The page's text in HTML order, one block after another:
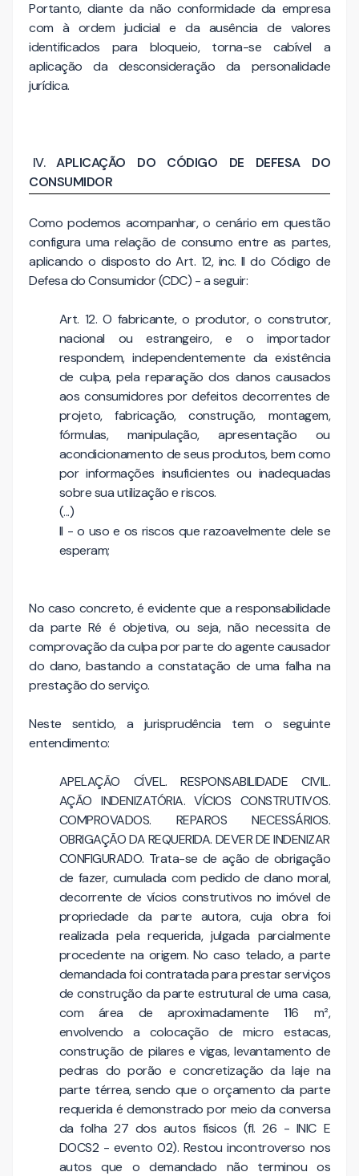
Portanto, diante da não conformidade da empresa
com à ordem judicial e da ausência de valores
identificados para bloqueio, torna-se cabível a
aplicação da desconsideração da personalidade
jurídica.
APLICAÇÃO DO CÓDIGO DE DEFESA DO
CONSUMIDOR
Como podemos acompanhar, o cenário em questão
configura uma relação de consumo entre as partes,
aplicando o disposto do Art. 12, inc. II do Código de
Defesa do Consumidor (CDC) - a seguir:
Art. 12. O fabricante, o produtor, o construtor,
nacional ou estrangeiro, e o importador
respondem, independentemente da existência
de culpa, pela reparação dos danos causados
aos consumidores por defeitos decorrentes de
projeto, fabricação, construção, montagem,
fórmulas, manipulação, apresentação ou
acondicionamento de seus produtos, bem como
por informações insuficientes ou inadequadas
sobre sua utilização e riscos.
(...)
II - o uso e os riscos que razoavelmente dele se
esperam;
No caso concreto, é evidente que a responsabilidade
da parte Ré é objetiva, ou seja, não necessita de
comprovação da culpa por parte do agente causador
do dano, bastando a constatação de uma falha na
prestação do serviço.
Neste sentido, a jurisprudência tem o seguinte
entendimento:
APELAÇÃO CÍVEL. RESPONSABILIDADE CIVIL.
AÇÃO INDENIZATÓRIA. VÍCIOS CONSTRUTIVOS.
COMPROVADOS. REPAROS NECESSÁRIOS.
OBRIGAÇÃO DA REQUERIDA. DEVER DE INDENIZAR
CONFIGURADO. Trata-se de ação de obrigação
de fazer, cumulada com pedido de dano moral,
decorrente de vícios construtivos no imóvel de
propriedade da parte autora, cuja obra foi
realizada pela requerida, julgada parcialmente
procedente na origem. No caso telado, a parte
demandada foi contratada para prestar serviços
de construção da parte estrutural de uma casa,
com área de aproximadamente 116 m²,
envolvendo a colocação de micro estacas,
construção de pilares e vigas, levantamento de
pedras do porão e concretização da laje na
parte térrea, sendo que o orçamento da parte
requerida é demonstrado por meio da conversa
da folha 27 dos autos físicos (fl. 26 - INIC E
DOCS2 - evento 02). Restou incontroverso nos
autos que o demandado não terminou os